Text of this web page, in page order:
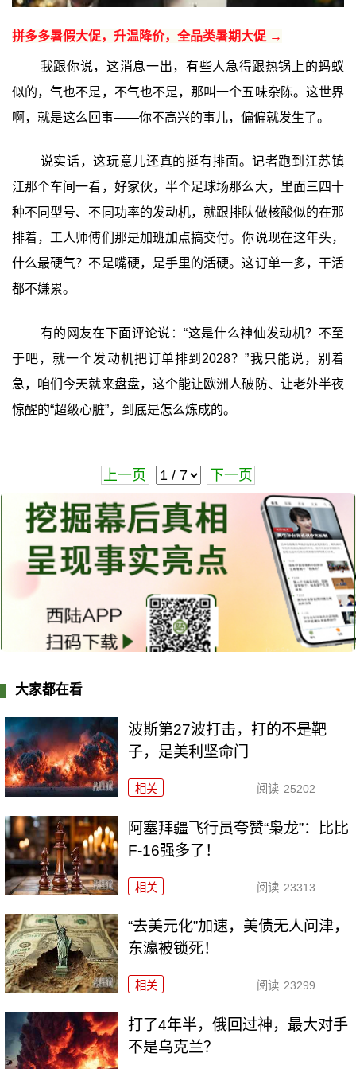
拼多多暑假大促，升温降价，全品类暑期大促 →
我跟你说，这消息一出，有些人急得跟热锅上的蚂蚁
似的，气也不是，不气也不是，那叫一个五味杂陈。这世界
啊，就是这么回事——你不高兴的事儿，偏偏就发生了。
说实话，这玩意儿还真的挺有排面。记者跑到江苏镇
江那个车间一看，好家伙，半个足球场那么大，里面三四十
种不同型号、不同功率的发动机，就跟排队做核酸似的在那
排着，工人师傅们那是加班加点搞交付。你说现在这年头，
什么最硬气？不是嘴硬，是手里的活硬。这订单一多，干活
都不嫌累。
有的网友在下面评论说：“这是什么神仙发动机？不至
于吧，就一个发动机把订单排到2028？”我只能说，别着
急，咱们今天就来盘盘，这个能让欧洲人破防、让老外半夜
惊醒的“超级心脏”，到底是怎么炼成的。
上一页 下一页
大家都在看
波斯第27波打击，打的不是靶
子，是美利坚命门
相关 阅读 25202
阿塞拜疆飞行员夸赞“枭龙”：比比
F-16强多了！
相关 阅读 23313
“去美元化”加速，美债无人问津，
东瀛被锁死！
相关 阅读 23299
打了4年半，俄回过神，最大对手
不是乌克兰？